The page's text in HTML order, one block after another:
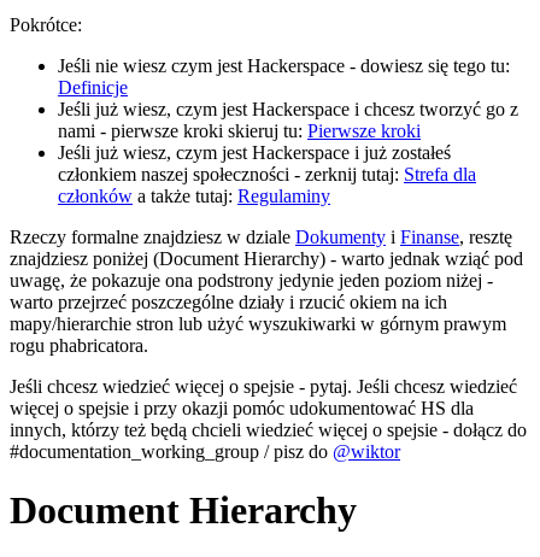
Pokrótce:
Jeśli nie wiesz czym jest Hackerspace - dowiesz się tego tu:
Definicje
Jeśli już wiesz, czym jest Hackerspace i chcesz tworzyć go z
nami - pierwsze kroki skieruj tu: Pierwsze kroki
Jeśli już wiesz, czym jest Hackerspace i już zostałeś
członkiem naszej społeczności - zerknij tutaj: Strefa dla
członków a także tutaj: Regulaminy
Rzeczy formalne znajdziesz w dziale Dokumenty i Finanse, resztę
znajdziesz poniżej (Document Hierarchy) - warto jednak wziąć pod
uwagę, że pokazuje ona podstrony jedynie jeden poziom niżej -
warto przejrzeć poszczególne działy i rzucić okiem na ich
mapy/hierarchie stron lub użyć wyszukiwarki w górnym prawym
rogu phabricatora.
Jeśli chcesz wiedzieć więcej o spejsie - pytaj. Jeśli chcesz wiedzieć
więcej o spejsie i przy okazji pomóc udokumentować HS dla
innych, którzy też będą chcieli wiedzieć więcej o spejsie - dołącz do
#documentation_working_group / pisz do @wiktor
Document Hierarchy